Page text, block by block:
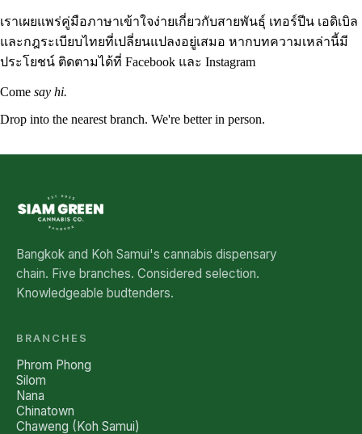
เราเผยแพร่คู่มือภาษาเข้าใจง่ายเกี่ยวกับสายพันธุ์ เทอร์ปีน เอดิเบิล
และกฎระเบียบไทยที่เปลี่ยนแปลงอยู่เสมอ หากบทความเหล่านี้มี
ประโยชน์ ติดตามได้ที่ Facebook และ Instagram
Come say hi.
Drop into the nearest branch. We're better in person.
Bangkok and Koh Samui's cannabis dispensary
chain. Five branches. Considered selection.
Knowledgeable budtenders.
BRANCHES
Phrom Phong
Silom
Nana
Chinatown
Chaweng (Koh Samui)